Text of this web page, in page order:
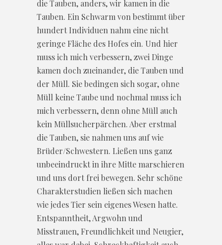
die Tauben, anders, wir kamen in die
Tauben. Ein Schwarm von bestimmt über
hundert Individuen nahm eine nicht
geringe Fläche des Hofes ein. Und hier
muss ich mich verbessern, zwei Dinge
kamen doch zueinander, die Tauben und
der Müll. Sie bedingen sich sogar, ohne
Müll keine Taube und nochmal muss ich
mich verbessern, denn ohne Müll auch
kein Müllsucherpärchen. Aber erstmal
die Tauben, sie nahmen uns auf wie
Brüder/Schwestern. Ließen uns ganz
unbeeindruckt in ihre Mitte marschieren
und uns dort frei bewegen. Sehr schöne
Charakterstudien ließen sich machen
wie jedes Tier sein eigenes Wesen hatte.
Entspanntheit, Argwohn und
Misstrauen, Freundlichkeit und Neugier,